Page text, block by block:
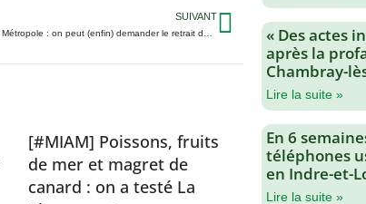
SUIVANT
[#MIAM] Poissons, fruits
de mer et magret de
canard : on a testé La
« Des actes
après la
Chambray-
Lire la suite »
En 6
téléphones
en Indre-et-
Lire la suite »